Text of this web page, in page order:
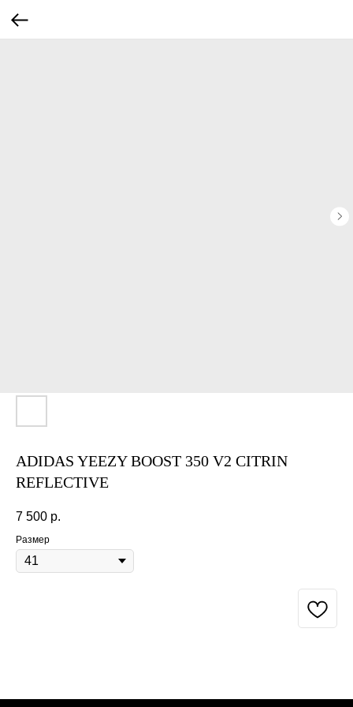
ADIDAS YEEZY BOOST 350 V2 CITRIN
REFLECTIVE
7 500 р.
Размер